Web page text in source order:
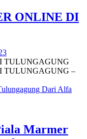
ONLINE DI
TULUNGAGUNG
TULUNGAGUNG –
Marmer